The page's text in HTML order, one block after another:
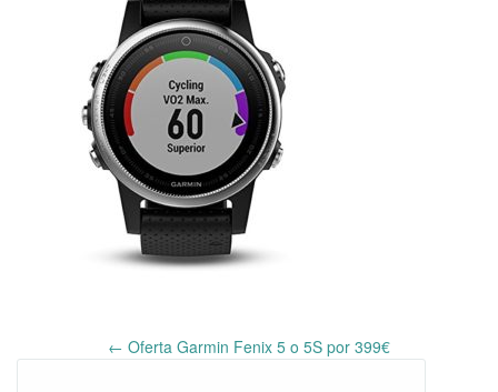
Post
← Oferta Garmin Fenix 5 o 5S por 399€